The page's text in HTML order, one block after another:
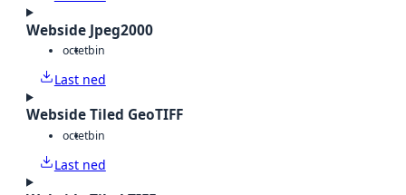
Webside Jpeg2000
octetbin
Last ned
Webside Tiled GeoTIFF
octetbin
Last ned